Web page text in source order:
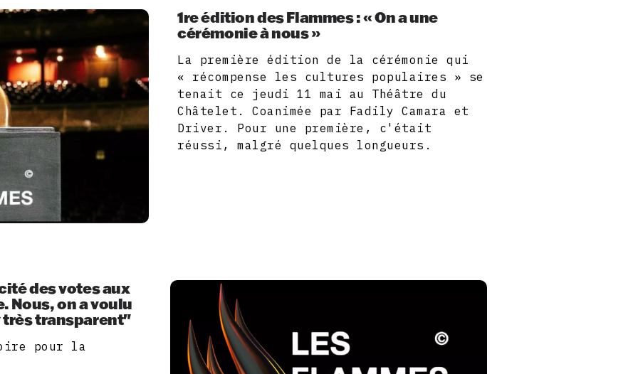
1re édition des Flammes : « On a une
cérémonie à nous »
La première édition de la cérémonie qui
« récompense les cultures populaires » se
tenait ce jeudi 11 mai au Théâtre du
Châtelet. Coanimée par Fadily Camara et
Driver. Pour une première, c'était
réussi, malgré quelques longueurs.
des votes aux
Nous, on a voulu
très transparent"
pour la